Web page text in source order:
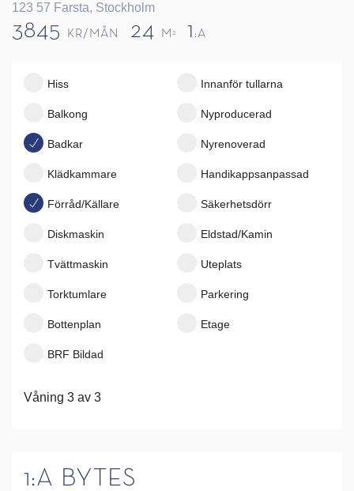
123 57 Farsta, Stockholm
3845 KR/MÅN 24 M 2 1 :A
Hiss Innanför tullarna
Balkong Nyproducerad
Badkar Nyrenoverad
Klädkammare Handikappsanpassad
Förråd/Källare Säkerhetsdörr
Diskmaskin Eldstad/Kamin
Tvättmaskin Uteplats
Torktumlare Parkering
Bottenplan Etage
BRF Bildad
Våning 3 av 3
1:A BYTES